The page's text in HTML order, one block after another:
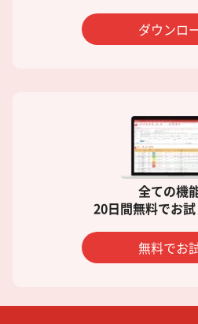
ダウンロ
全ての機
20日間無料でお
無料でお